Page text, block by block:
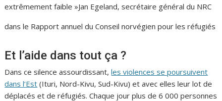
extrêmement faible »Jan Egeland, secrétaire général du NRC
dans le Rapport annuel du Conseil norvégien pour les réfugiés
Et l’aide dans tout ça ?
Dans ce silence assourdissant,les violences se poursuivent
dans l’Est (Ituri, Nord-Kivu, Sud-Kivu) et avec elles leur lot de
déplacés et de réfugiés. Chaque jour plus de 6 000 personnes